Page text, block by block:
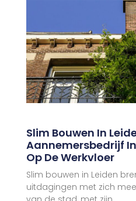
Slim Bouwen In
Aannemersbedrijf
Op De Werkvloer
Slim bouwen in Leiden
uitdagingen met zich